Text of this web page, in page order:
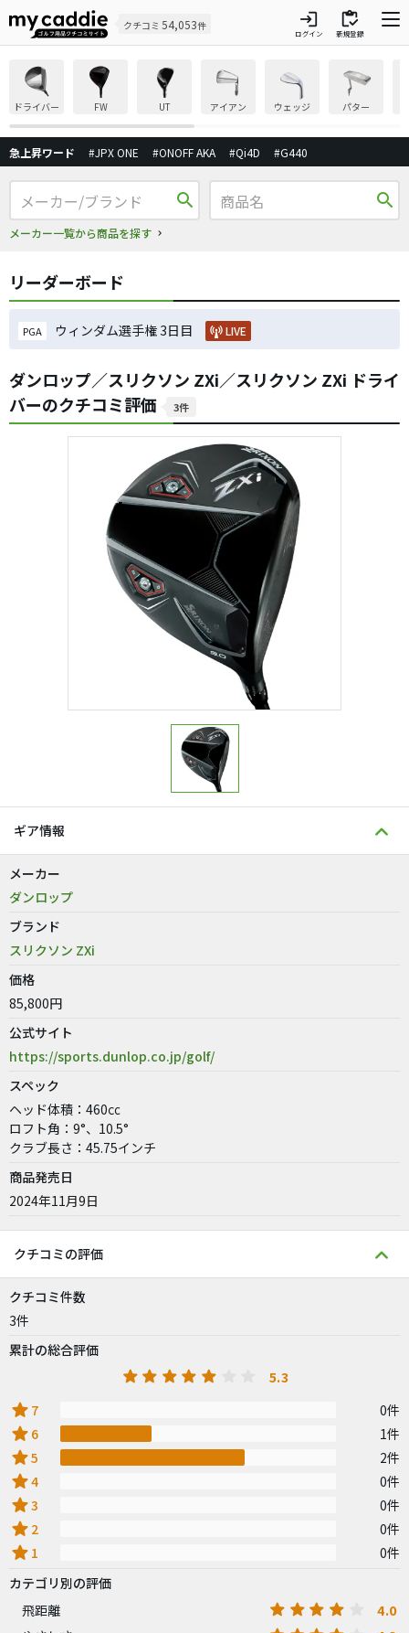
クチコミ 54,053件 login
ログイン
inventory
新規登録
ドライバー FW UT アイアン ウェッジ パター
急上昇ワード #JPX ONE #ONOFF AKA #Qi4D #G440
search
メーカー一覧から商品を探す
search
リーダーボード
PGA ウィンダム選手権 3日目 LIVE
ダンロップ／スリクソン ZXi／スリクソン ZXi ドライ
バーのクチコミ評価
3件
ギア情報
メーカー
ダンロップ
ブランド
スリクソン ZXi
価格
85,800円
公式サイト
https://sports.dunlop.co.jp/golf/
スペック
ヘッド体積：460㏄
ロフト角：9°、10.5°
クラブ長さ：45.75インチ
商品発売日
2024年11月9日
クチコミの評価
クチコミ件数
3件
累計の総合評価
5.3
star 7 0件
star 6 1件
star5 2件
star4 0件
star3 0件
star 2 0件
star 1
0件
カテゴリ別の評価
飛距離
4.0